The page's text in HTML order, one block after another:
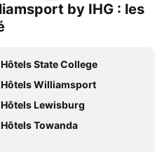
by IHG : les
Hôtels State College
Hôtels Williamsport
Hôtels Lewisburg
Hôtels Towanda